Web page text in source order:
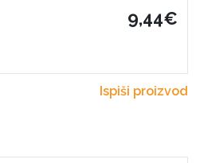
9,44€
Ispiši proizvod